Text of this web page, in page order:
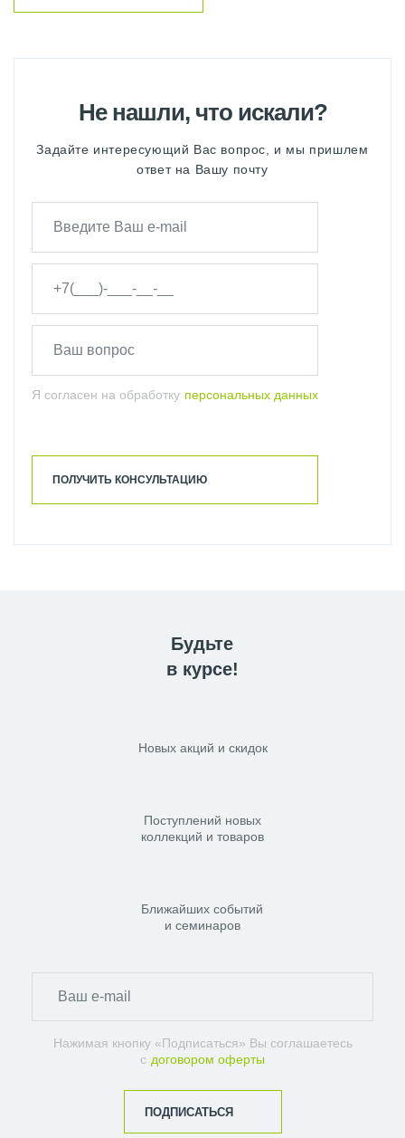
Не нашли, что искали?
Задайте интересующий Вас вопрос, и мы пришлем
ответ на Вашу почту
Я согласен на обработку персональных данных
ПОЛУЧИТЬ КОНСУЛЬТАЦИЮ
Будьте
в курсе!
Новых акций и скидок
Поступлений новых
коллекций и товаров
Ближайших событий
и семинаров
Нажимая кнопку «Подписаться» Вы соглашаетесь
с договором оферты
ПОДПИСАТЬСЯ